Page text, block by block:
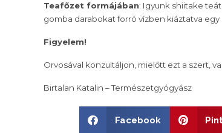
Teafőzet formájában: Igyunk shiitake
gomba darabokat forró vízben kiáztatva
Figyelem!
Orvosával konzultáljon, mielőtt ezt a szert,
Birtalan Katalin – Természetgyógyász
Facebook